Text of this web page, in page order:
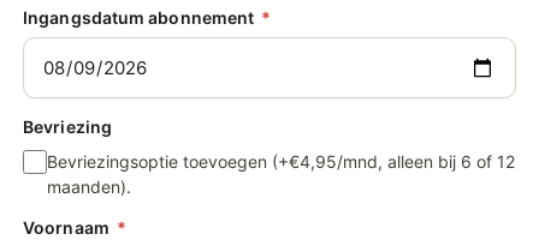
Ingangsdatum abonnement
Bevriezing
Bevriezingsoptie toevoegen (+€4,95/mnd, alleen bij 6 of 12
maanden).
Voornaam